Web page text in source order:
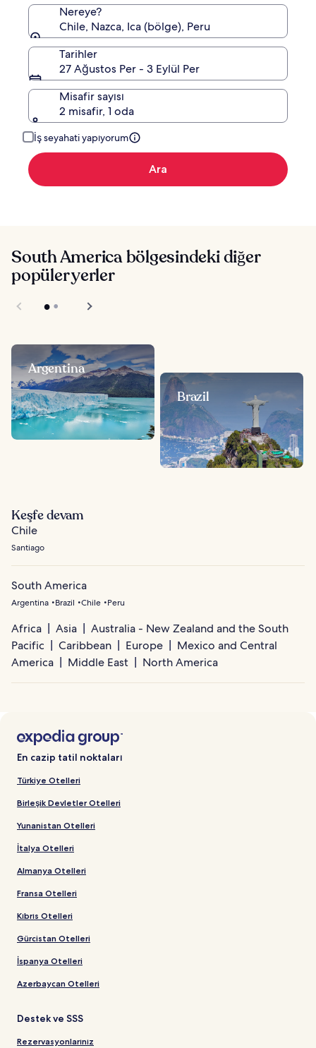
Nereye?
Chile, Nazca, Ica (bölge), Peru
Tarihler
27 Ağustos Per - 3 Eylül Per
Misafir sayısı
2 misafir, 1 oda
İş seyahati yapıyorum
Ara
South America bölgesindeki diğer
popüler yerler
Argentina
Brazil
Keşfe devam
Chile
Santiago
South America
Argentina Brazil Chile Peru
Africa Asia
Australia - New Zealand and the South
Pacific
Caribbean Europe
Mexico and Central
America
Middle East North America
En cazip tatil noktaları
Türkiye Otelleri
Birleşik Devletler Otelleri
Yunanistan Otelleri
İtalya Otelleri
Almanya Otelleri
Fransa Otelleri
Kıbrıs Otelleri
Gürcistan Otelleri
İspanya Otelleri
Azerbaycan Otelleri
Destek ve SSS
Rezervasyonlarınız